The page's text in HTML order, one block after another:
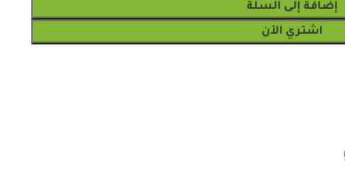
إضافة إلى السلة
اشتري الآن